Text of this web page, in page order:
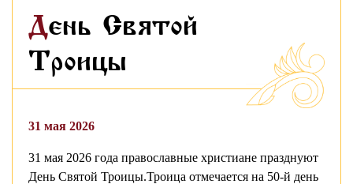
День Святой
Троицы
31 мая 2026
31 мая 2026 года православные христиане празднуют
День Святой Троицы.Троица отмечается на 50-й день